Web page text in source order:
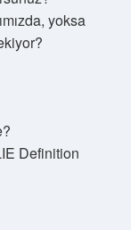
yoksa
Definition